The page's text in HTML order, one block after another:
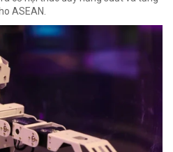
ASEAN.